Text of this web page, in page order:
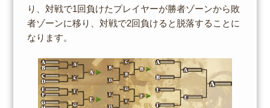
り、対戦で1回負けたプレイヤーが勝者ゾーンから敗
者ゾーンに移り、対戦で2回負けると脱落することに
なります。